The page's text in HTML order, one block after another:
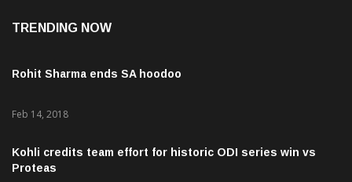
TRENDING NOW
Rohit Sharma ends SA hoodoo
Feb 14, 2018
Kohli credits team effort for historic ODI series win vs
Proteas